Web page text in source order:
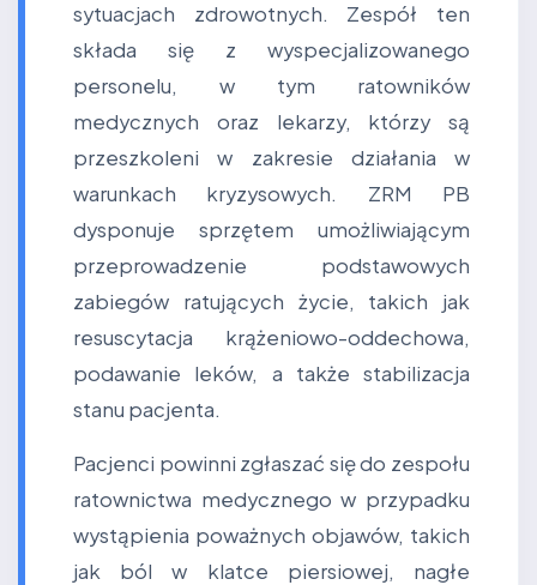
sytuacjach zdrowotnych. Zespół ten
składa się z wyspecjalizowanego
personelu, w tym ratowników
medycznych oraz lekarzy, którzy są
przeszkoleni w zakresie działania w
warunkach kryzysowych. ZRM PB
dysponuje sprzętem umożliwiającym
przeprowadzenie podstawowych
zabiegów ratujących życie, takich jak
resuscytacja krążeniowo-oddechowa,
podawanie leków, a także stabilizacja
stanu pacjenta.
Pacjenci powinni zgłaszać się do zespołu
ratownictwa medycznego w przypadku
wystąpienia poważnych objawów, takich
jak ból w klatce piersiowej, nagłe